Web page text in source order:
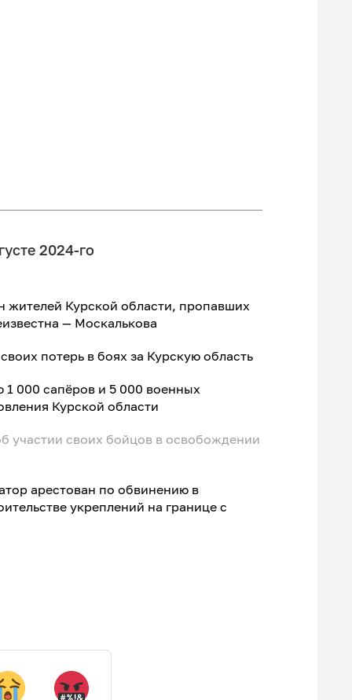
2024-го
жителей Курской области, пропавших
— Москалькова
потерь в боях за Курскую область
000 сапёров и 5 000 военных
Курской области
участии своих бойцов в освобождении
арестован по обвинению в
укреплений на границе с